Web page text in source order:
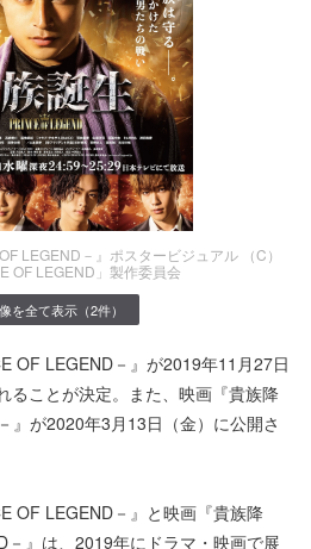
LEGEND－』ポスタービジュアル （C）
OF LEGEND」製作委員会
を全て表示（2件）
OF LEGEND－』が2019年11月27日
ることが決定。また、映画『貴族降
』が2020年3月13日（金）に公開さ
OF LEGEND－』と映画『貴族降
』は、2019年にドラマ・映画で展